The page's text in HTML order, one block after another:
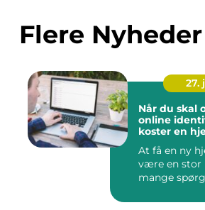
Flere Nyheder
27.
Når du skal
online
koster en
At få en ny
være en stor
mange